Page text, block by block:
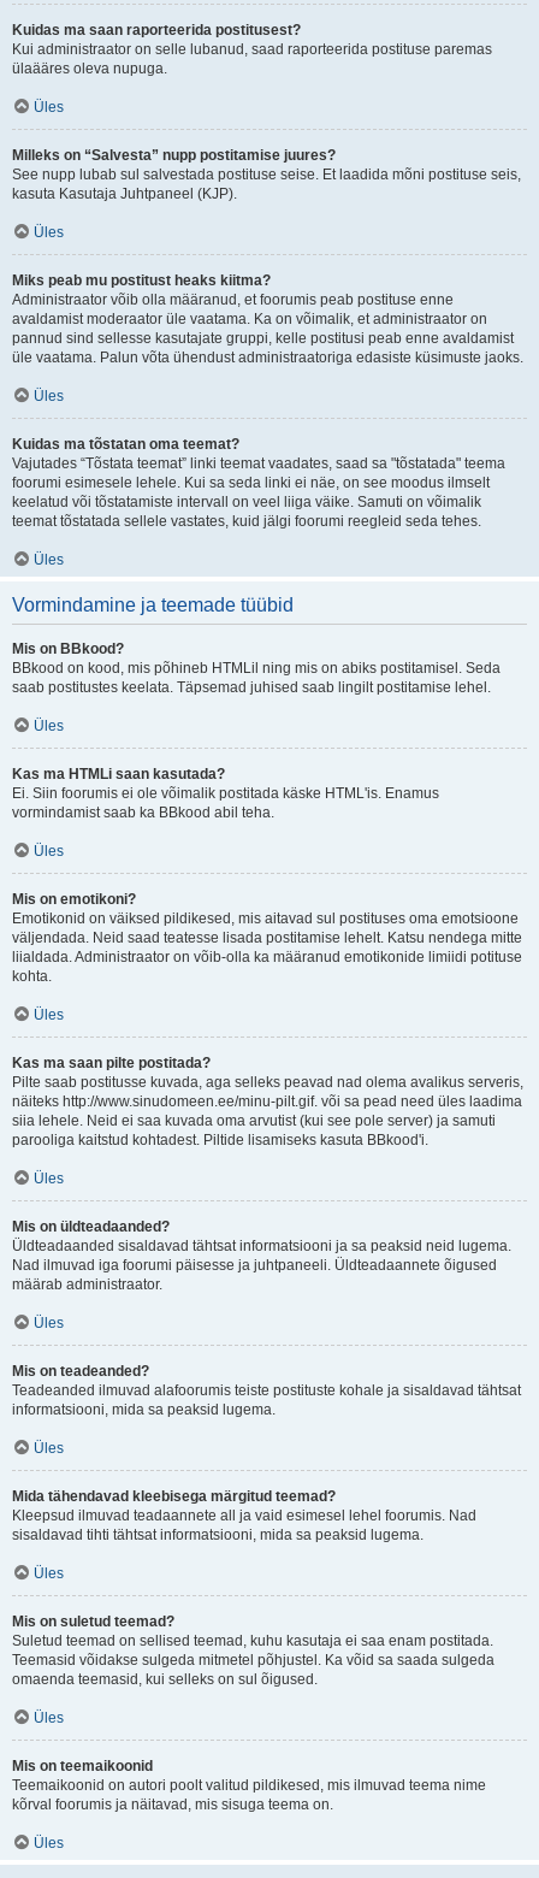
Kuidas ma saan raporteerida postitusest?
Kui administraator on selle lubanud, saad raporteerida postituse paremas
ülaääres oleva nupuga.
Üles
Milleks on “Salvesta” nupp postitamise juures?
See nupp lubab sul salvestada postituse seise. Et laadida mõni postituse seis,
kasuta Kasutaja Juhtpaneel (KJP).
Üles
Miks peab mu postitust heaks kiitma?
Administraator võib olla määranud, et foorumis peab postituse enne
avaldamist moderaator üle vaatama. Ka on võimalik, et administraator on
pannud sind sellesse kasutajate gruppi, kelle postitusi peab enne avaldamist
üle vaatama. Palun võta ühendust administraatoriga edasiste küsimuste jaoks.
Üles
Kuidas ma tõstatan oma teemat?
Vajutades “Tõstata teemat” linki teemat vaadates, saad sa "tõstatada" teema
foorumi esimesele lehele. Kui sa seda linki ei näe, on see moodus ilmselt
keelatud või tõstatamiste intervall on veel liiga väike. Samuti on võimalik
teemat tõstatada sellele vastates, kuid jälgi foorumi reegleid seda tehes.
Üles
Vormindamine ja teemade tüübid
Mis on BBkood?
BBkood on kood, mis põhineb HTMLil ning mis on abiks postitamisel. Seda
saab postitustes keelata. Täpsemad juhised saab lingilt postitamise lehel.
Üles
Kas ma HTMLi saan kasutada?
Ei. Siin foorumis ei ole võimalik postitada käske HTML'is. Enamus
vormindamist saab ka BBkood abil teha.
Üles
Mis on emotikoni?
Emotikonid on väiksed pildikesed, mis aitavad sul postituses oma emotsioone
väljendada. Neid saad teatesse lisada postitamise lehelt. Katsu nendega mitte
liialdada. Administraator on võib-olla ka määranud emotikonide limiidi potituse
kohta.
Üles
Kas ma saan pilte postitada?
Pilte saab postitusse kuvada, aga selleks peavad nad olema avalikus serveris,
näiteks http://www.sinudomeen.ee/minu-pilt.gif. või sa pead need üles laadima
siia lehele. Neid ei saa kuvada oma arvutist (kui see pole server) ja samuti
parooliga kaitstud kohtadest. Piltide lisamiseks kasuta BBkood'i.
Üles
Mis on üldteadaanded?
Üldteadaanded sisaldavad tähtsat informatsiooni ja sa peaksid neid lugema.
Nad ilmuvad iga foorumi päisesse ja juhtpaneeli. Üldteadaannete õigused
määrab administraator.
Üles
Mis on teadeanded?
Teadeanded ilmuvad alafoorumis teiste postituste kohale ja sisaldavad tähtsat
informatsiooni, mida sa peaksid lugema.
Üles
Mida tähendavad kleebisega märgitud teemad?
Kleepsud ilmuvad teadaannete all ja vaid esimesel lehel foorumis. Nad
sisaldavad tihti tähtsat informatsiooni, mida sa peaksid lugema.
Üles
Mis on suletud teemad?
Suletud teemad on sellised teemad, kuhu kasutaja ei saa enam postitada.
Teemasid võidakse sulgeda mitmetel põhjustel. Ka võid sa saada sulgeda
omaenda teemasid, kui selleks on sul õigused.
Üles
Mis on teemaikoonid
Teemaikoonid on autori poolt valitud pildikesed, mis ilmuvad teema nime
kõrval foorumis ja näitavad, mis sisuga teema on.
Üles